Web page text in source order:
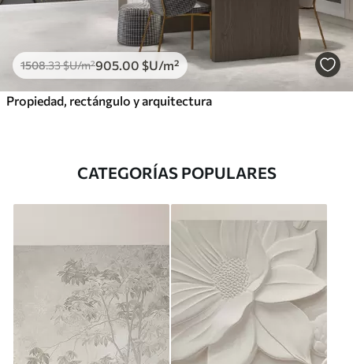
1508.33$U/m²905 .00 $U/m²
Propiedad, rectángulo y arquitectura
CATEGORÍAS POPULARES